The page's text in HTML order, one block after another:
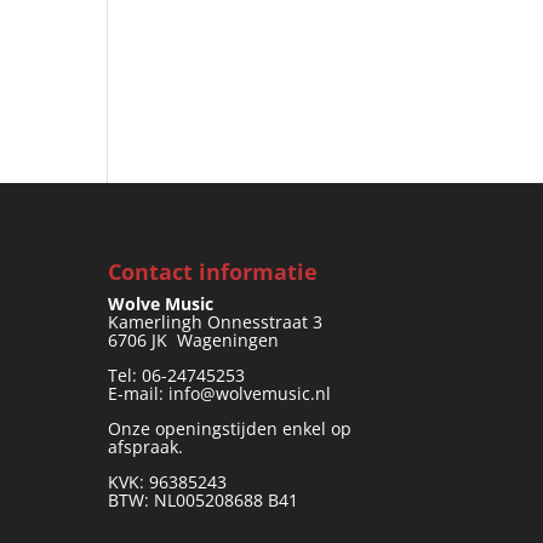
Contact informatie
Wolve Music
Kamerlingh Onnesstraat 3
6706 JK Wageningen
Tel: 06-24745253
E-mail: info@wolvemusic.nl
Onze openingstijden enkel op
afspraak.
KVK: 96385243
BTW: NL005208688 B41